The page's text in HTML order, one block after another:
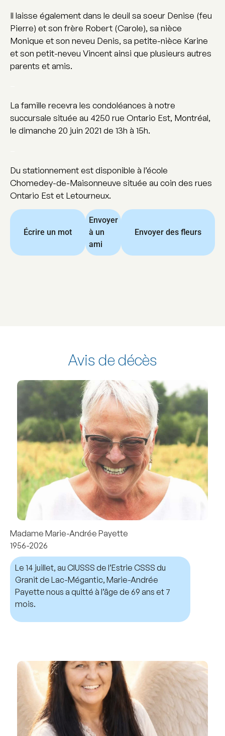
Il laisse également dans le deuil sa soeur Denise (feu
Pierre) et son frère Robert (Carole), sa nièce
Monique et son neveu Denis, sa petite-nièce Karine
et son petit-neveu Vincent ainsi que plusieurs autres
parents et amis.
La famille recevra les condoléances à notre
succursale située au 4250 rue Ontario Est, Montréal,
le dimanche 20 juin 2021 de 13h à 15h.
Du stationnement est disponible à l’école
Chomedey-de-Maisonneuve située au coin des rues
Ontario Est et Letourneux.
Écrire un mot
Envoyer
à un
ami
Envoyer des fleurs
Avis de décès
Madame Marie-Andrée Payette
1956-2026
Le 14 juillet, au CIUSSS de l’Estrie CSSS du
Granit de Lac-Mégantic, Marie-Andrée
Payette nous a quitté à l’âge de 69 ans et 7
mois.